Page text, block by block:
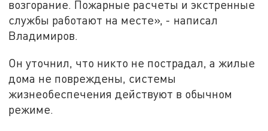
возгорание. Пожарные расчеты и экстренные
службы работают на месте», - написал
Владимиров.
Он уточнил, что никто не пострадал, а жилые
дома не повреждены, системы
жизнеобеспечения действуют в обычном
режиме.